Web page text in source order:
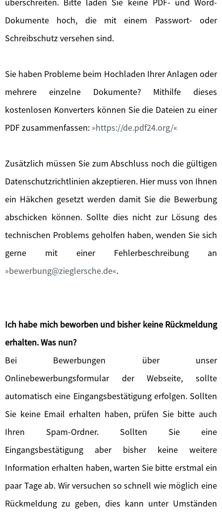
Dokumente hoch, die mit einem Passwort- oder
Schreibschutz versehen sind.
Sie haben Probleme beim Hochladen Ihrer Anlagen oder
mehrere einzelne Dokumente? Mithilfe dieses
kostenlosen Konverters können Sie die Dateien zu einer
PDF zusammenfassen: https://de.pdf24.org/
Zusätzlich müssen Sie zum Abschluss noch die gültigen
Datenschutzrichtlinien akzeptieren. Hier muss von Ihnen
ein Häkchen gesetzt werden damit Sie die Bewerbung
abschicken können. Sollte dies nicht zur Lösung des
technischen Problems geholfen haben, wenden Sie sich
gerne mit einer Fehlerbeschreibung an
bewerbung@zieglersche.de .
Ich habe mich beworben und bisher keine Rückmeldung
erhalten. Was nun?
Bei Bewerbungen über unser
Onlinebewerbungsformular der Webseite, sollte
automatisch eine Eingangsbestätigung erfolgen. Sollten
Sie keine Email erhalten haben, prüfen Sie bitte auch
Ihren Spam-Ordner. Sollten Sie eine
Eingangsbestätigung aber bisher keine weitere
Information erhalten haben, warten Sie bitte erstmal ein
paar Tage ab. Wir versuchen so schnell wie möglich eine
Rückmeldung zu geben, dies kann unter Umständen